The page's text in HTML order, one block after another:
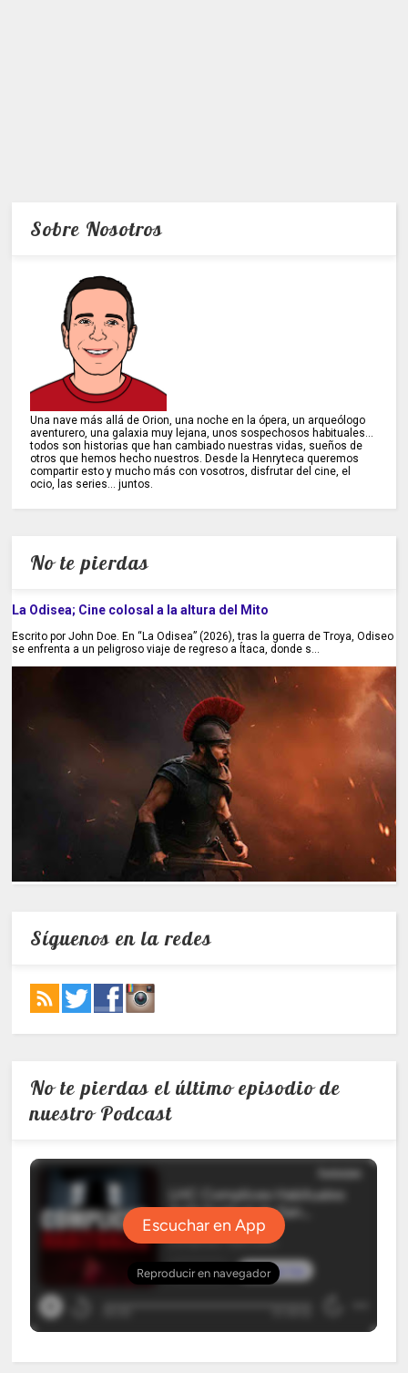
Sobre Nosotros
Una nave más allá de Orion, una noche en la ópera, un arqueólogo
aventurero, una galaxia muy lejana, unos sospechosos habituales...
todos son historias que han cambiado nuestras vidas, sueños de
otros que hemos hecho nuestros. Desde la Henryteca queremos
compartir esto y mucho más con vosotros, disfrutar del cine, el
ocio, las series... juntos.
No te pierdas
La Odisea; Cine colosal a la altura del Mito
Escrito por John Doe. En “La Odisea” (2026), tras la guerra de Troya, Odiseo
se enfrenta a un peligroso viaje de regreso a Ítaca, donde s...
Síguenos en la redes
No te pierdas el último episodio de
nuestro Podcast